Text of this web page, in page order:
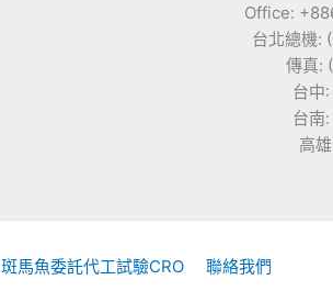
Office:
台北總機:
傳真:
台中
台南
高
斑馬魚委託代工試驗CRO 聯絡我們